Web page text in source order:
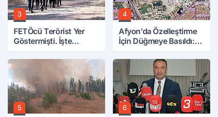
3
FETÖcü Terörist Yer
Göstermişti. İşte
4
Afyon’da Özelleştirme
İçin Düğmeye Basıldı:
5 6